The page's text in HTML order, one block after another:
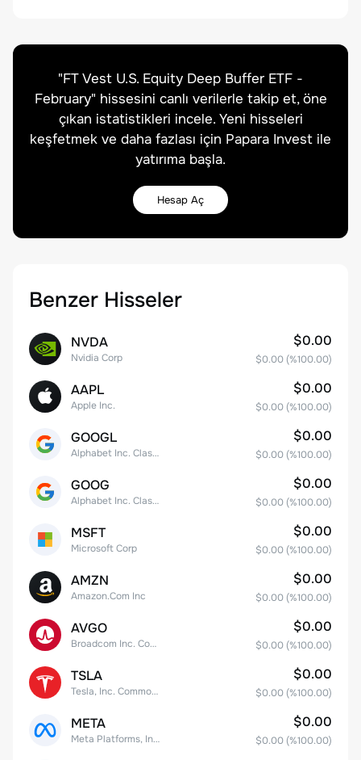
"FT Vest U.S. Equity Deep Buffer ETF -
February" hissesini canlı verilerle takip et, öne
çıkan istatistikleri incele. Yeni hisseleri
keşfetmek ve daha fazlası için Papara Invest ile
yatırıma başla.
Hesap Aç
Benzer Hisseler
NVDA
Nvidia Corp
$0.00
$0.00 (%100.00)
AAPL
Apple Inc.
$0.00
$0.00 (%100.00)
GOOGL
Alphabet Inc. Class A Common Stock
$0.00
$0.00 (%100.00)
GOOG
Alphabet Inc. Class C Capital Stock
$0.00
$0.00 (%100.00)
MSFT
Microsoft Corp
$0.00
$0.00 (%100.00)
AMZN
Amazon.Com Inc
$0.00
$0.00 (%100.00)
AVGO
Broadcom Inc. Common Stock
$0.00
$0.00 (%100.00)
TSLA
Tesla, Inc. Common Stock
$0.00
$0.00 (%100.00)
META
Meta Platforms, Inc. Class A Common Stock
$0.00
$0.00 (%100.00)